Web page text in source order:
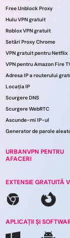
Free Unblock Proxy
Hulu VPN gratuit
Roblox VPN gratuit
Setări Proxy Chrome
VPN gratuit pentru Netflix
VPN pentru Amazon Fire
Adresa IP a routerului
Locația IP
Scurgere DNS
Scurgere WebRTC
Ascunde-mi IP-ul
Generator de parole
URBANVPN PENTRU
AFACERI
EXTENSIE GRATUITĂ
APLICAȚII ȘI